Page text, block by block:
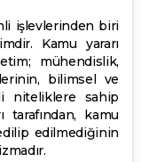
işlevlerinden biri
Kamu yararı
mühendislik,
bilimsel ve
niteliklere sahip
tarafından, kamu
edilmediğinin